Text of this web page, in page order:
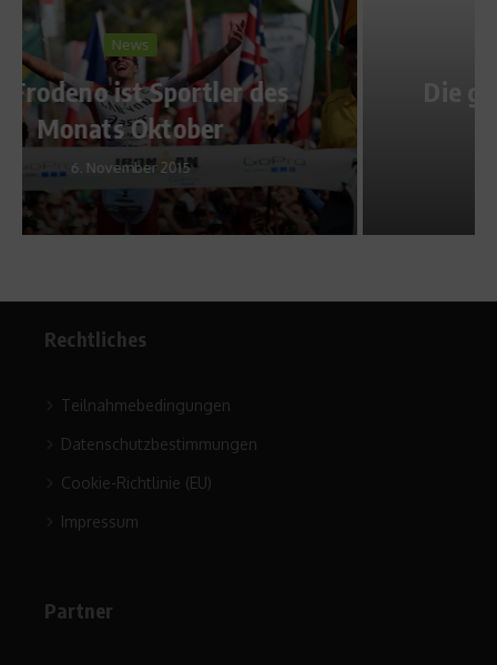
Sports Inside
Die große Kugel ist da! – Eric
Frenzels Kolumne
29. Februar 2016
Rechtliches
Teilnahmebedingungen
Datenschutzbestimmungen
Cookie-Richtlinie (EU)
Impressum
Partner